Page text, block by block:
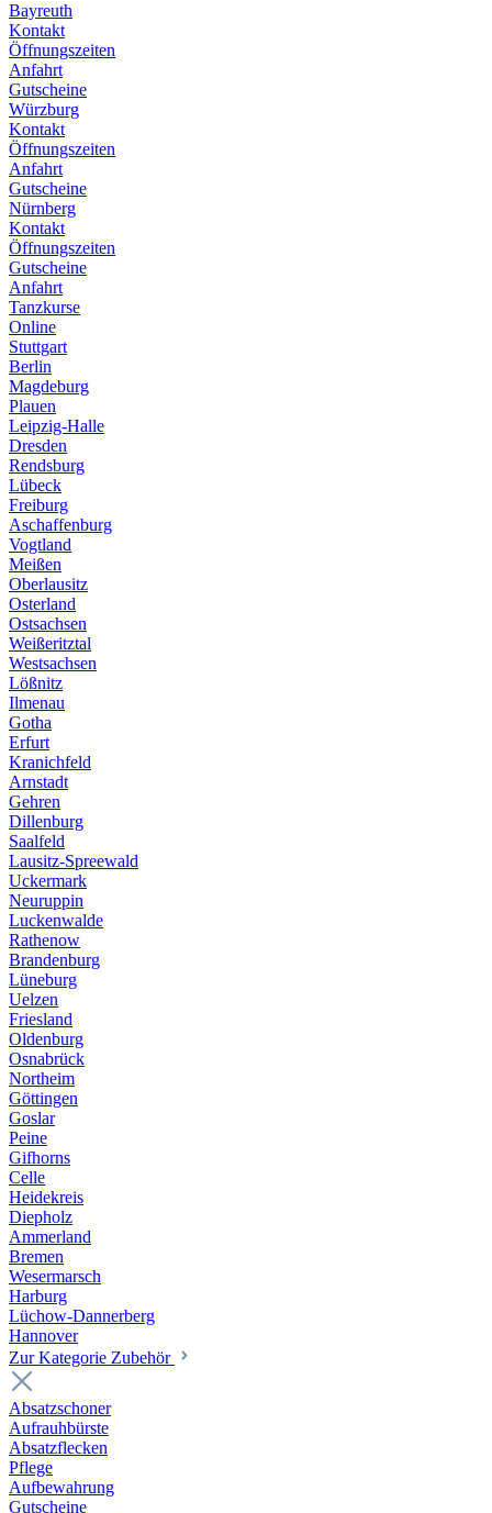
Bayreuth
Kontakt
Öffnungszeiten
Anfahrt
Gutscheine
Würzburg
Kontakt
Öffnungszeiten
Anfahrt
Gutscheine
Nürnberg
Kontakt
Öffnungszeiten
Gutscheine
Anfahrt
Tanzkurse
Online
Stuttgart
Berlin
Magdeburg
Plauen
Leipzig-Halle
Dresden
Rendsburg
Lübeck
Freiburg
Aschaffenburg
Vogtland
Meißen
Oberlausitz
Osterland
Ostsachsen
Weißeritztal
Westsachsen
Lößnitz
Ilmenau
Gotha
Erfurt
Kranichfeld
Arnstadt
Gehren
Dillenburg
Saalfeld
Lausitz-Spreewald
Uckermark
Neuruppin
Luckenwalde
Rathenow
Brandenburg
Lüneburg
Uelzen
Friesland
Oldenburg
Osnabrück
Northeim
Göttingen
Goslar
Peine
Gifhorns
Celle
Heidekreis
Diepholz
Ammerland
Bremen
Wesermarsch
Harburg
Lüchow-Dannerberg
Hannover
Zur Kategorie Zubehör
Absatzschoner
Aufrauhbürste
Absatzflecken
Pflege
Aufbewahrung
Gutscheine